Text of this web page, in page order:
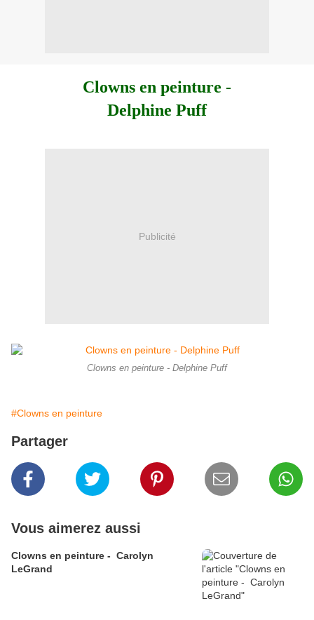
Clowns en peinture -
Delphine Puff
Publicité
Clowns en peinture - Delphine Puff
#Clowns en peinture
Partager
Vous aimerez aussi
Clowns en peinture - Carolyn
LeGrand